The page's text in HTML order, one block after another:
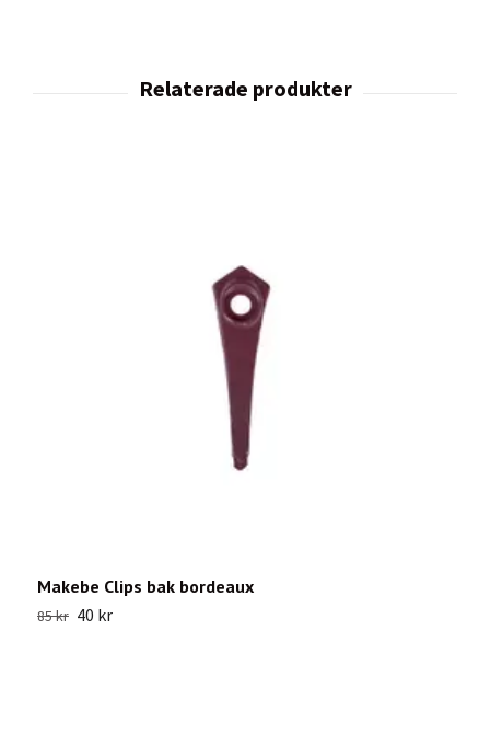
Makebe Clips bak bordeaux
85 kr 40 kr